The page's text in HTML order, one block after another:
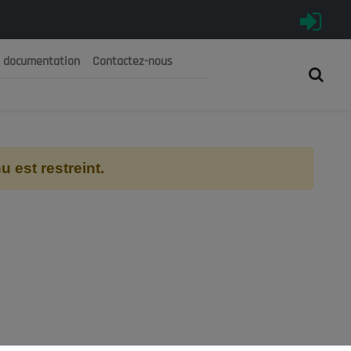
الجزائرية الديمقراطية الشعبية
documentation Contactez-nous
est restreint.